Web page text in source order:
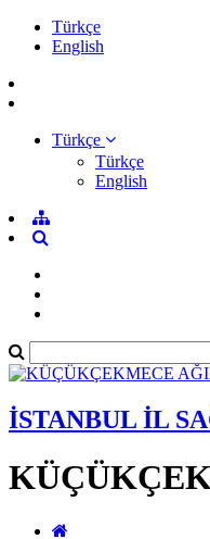
Türkçe
English
Türkçe
Türkçe
English
İSTANBUL İL